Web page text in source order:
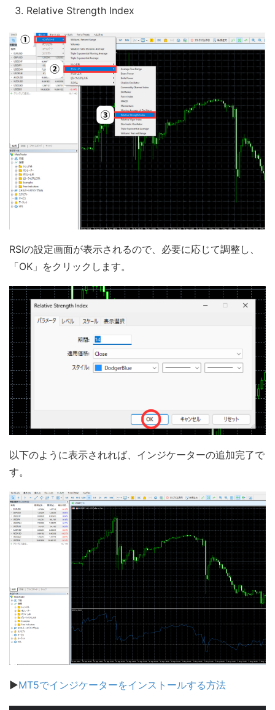
Relative Strength Index
RSIの設定画面が表示されるので、必要に応じて調整し、
「OK」をクリックします。
以下のように表示されれば、インジケーターの追加完了で
す。
▶MT5でインジケーターをインストールする方法